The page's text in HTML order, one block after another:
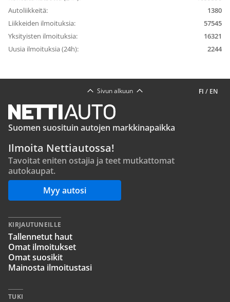
Autoliikkeitä:
1380
Liikkeiden ilmoituksia:
57545
Yksityisten ilmoituksia:
16321
Uusia ilmoituksia (24h):
2244
FI / EN
Sivun alkuun
Suomen suosituin autojen markkinapaikka
Ilmoita Nettiautossa!
Tavoitat eniten ostajia ja teet mutkattomat
autokaupat.
Myy autosi
KIRJAUTUNEILLE
Tallennetut haut
Omat ilmoitukset
Omat suosikit
Mainosta ilmoitustasi
TUKI